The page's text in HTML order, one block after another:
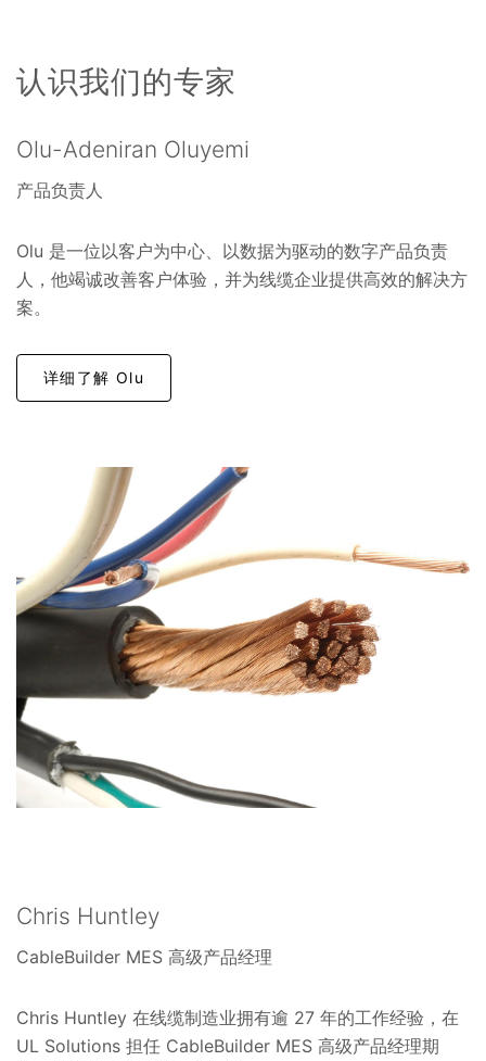
认识我们的专家
Olu-Adeniran Oluyemi
产品负责人
Olu 是一位以客户为中心、以数据为驱动的数字产品负责
人，他竭诚改善客户体验，并为线缆企业提供高效的解决方
案。
详细了解 Olu
Chris Huntley
CableBuilder MES 高级产品经理
Chris Huntley 在线缆制造业拥有逾 27 年的工作经验，在
UL Solutions 担任 CableBuilder MES 高级产品经理期